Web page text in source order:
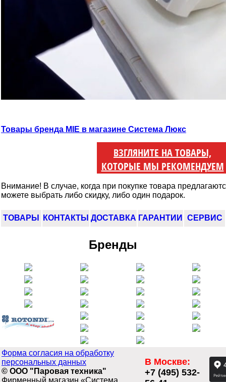
Товары бренда MIE в магазине Система Люкс
ВЗГЛЯНИТЕ НА ТОВАРЫ,
КОТОРЫЕ МЫ РЕКОМЕНДУЕМ
Внимание! В случае, когда при покупке товара
можете выбрать либо скидку, либо один подарок.
ТОВАРЫ КОНТАКТЫ ДОСТАВКА ГАРАНТИИ СЕРВИС
Бренды
Форма согласия на обработку
персональных данных
© ООО "Паровая техника"
Фирменный магазин «Система
В Москве:
+7 (495) 532-